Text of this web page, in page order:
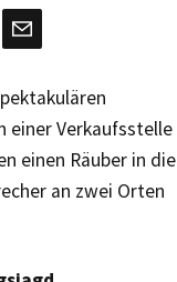
einer Verkaufsstelle
einen Räuber in die
an zwei Orten